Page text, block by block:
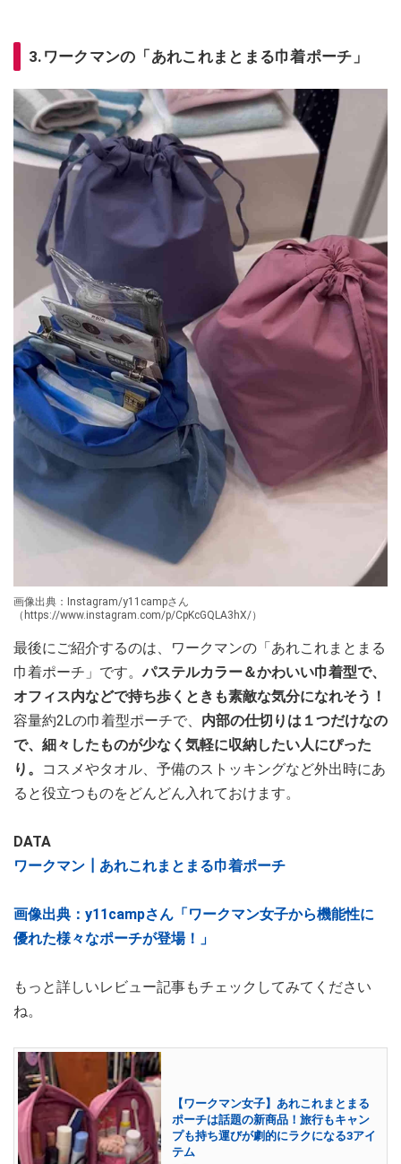
3.ワークマンの「あれこれまとまる巾着ポーチ」
画像出典：Instagram/y11campさん
（https://www.instagram.com/p/CpKcGQLA3hX/）
最後にご紹介するのは、ワークマンの「あれこれまとまる
巾着ポーチ」です。パステルカラー＆かわいい巾着型で、
オフィス内などで持ち歩くときも素敵な気分になれそう！
容量約2Lの巾着型ポーチで、 内部の仕切りは１つだけなの
で、細々したものが少なく気軽に収納したい人にぴった
り。
コスメやタオル、予備のストッキングなど外出時にあ
ると役立つものをどんどん入れておけます。
DATA
ワークマン┃あれこれまとまる巾着ポーチ
画像出典：y11campさん「ワークマン女子から機能性に
優れた様々なポーチが登場！」
もっと詳しいレビュー記事もチェックしてみてください
ね。
【ワークマン女子】あれこれまとまる
ポーチは話題の新商品！旅行もキャン
プも持ち運びが劇的にラクになる3アイ
テム